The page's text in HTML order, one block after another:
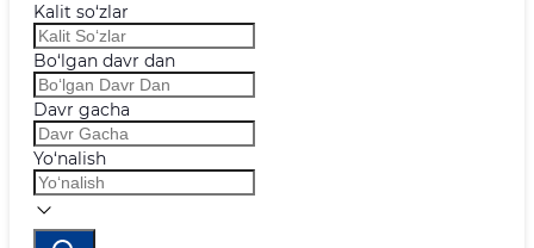
Kalit so‘zlar
Bo‘lgan davr dan
Davr gacha
Yo‘nalish